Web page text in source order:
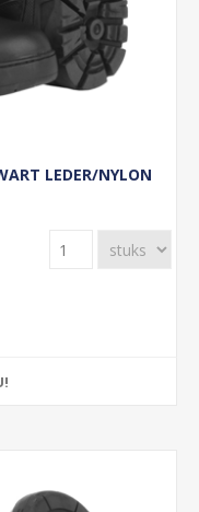
LEDER/NYLON